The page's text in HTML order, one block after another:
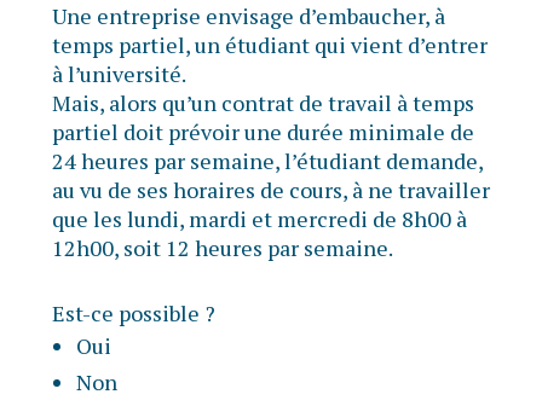
Une entreprise envisage d’embaucher, à
temps partiel, un étudiant qui vient d’entrer
à l’université.
Mais, alors qu’un contrat de travail à temps
partiel doit prévoir une durée minimale de
24 heures par semaine, l’étudiant demande,
au vu de ses horaires de cours, à ne travailler
que les lundi, mardi et mercredi de 8h00 à
12h00, soit 12 heures par semaine.
Est-ce possible ?
Oui
Non